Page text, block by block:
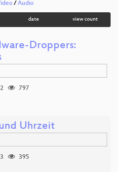
/ Audio
date view count
Droppers:
797
Uhrzeit
395